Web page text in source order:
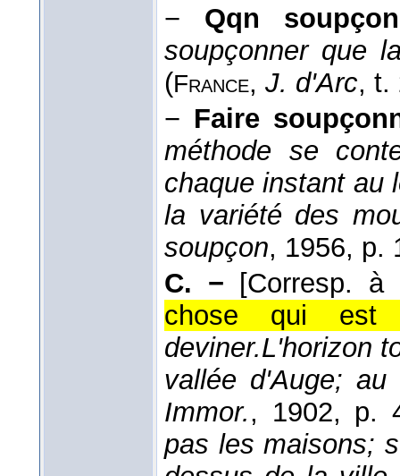
− Qqn
soupçonner que
(France, J. d'Arc, t.
− Faire
méthode se
chaque instant au
la variété des
soupçon, 1956, p.
C. −
[Corresp. à
chose qui est
deviner.L'horizon
vallée d'Auge;
Immor., 1902, p.
pas les maisons;